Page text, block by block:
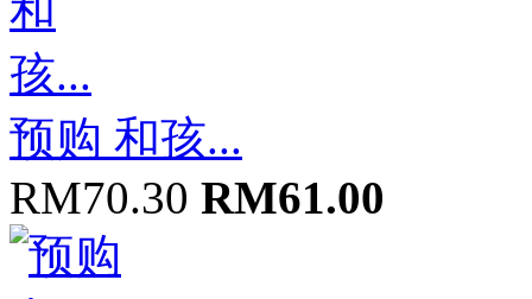
预购 和孩...
RM70.30 RM61.00